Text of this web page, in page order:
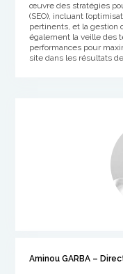
œuvre des stratégies
(SEO), incluant
pertinents, et la gestion
également la veille des
performances pour
site dans les résultats
Aminou GARBA –